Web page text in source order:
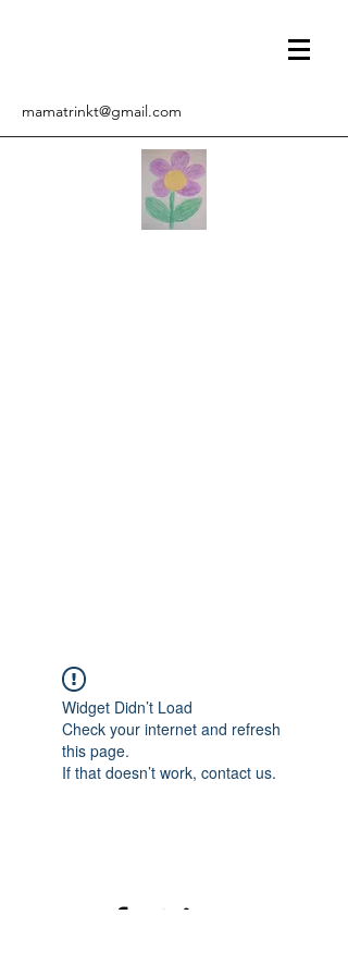
mamatrinkt@gmail.com
Widget Didn’t Load
Check your internet and refresh
this page.
If that doesn’t work, contact us.